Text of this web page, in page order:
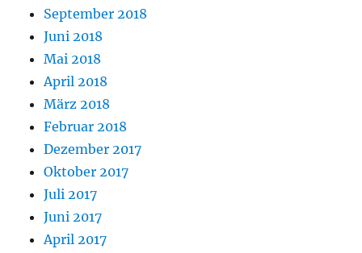
September 2018
Juni 2018
Mai 2018
April 2018
März 2018
Februar 2018
Dezember 2017
Oktober 2017
Juli 2017
Juni 2017
April 2017